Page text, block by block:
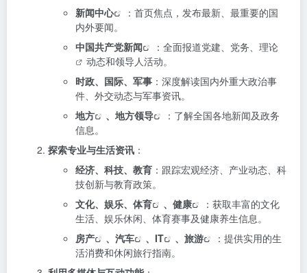
新闻中心
：首页焦点，发布最新、最重要的国
内外要闻。
中国共产党新闻
：全面报道党建、党务、 理论
动态和领导人活动。
时政、国际、军事 ：深度解读国内外重大政治事
件、外交动态与军事资讯。
地方
、 地方领导
：了解全国各地新闻及政务
信息。
探索专业与生活资讯 ：
经济、科技、教育 ：跟踪宏观经济、产业动态、科
技创新与教育政策。
文化、娱乐、 体育 、 健康
：获取丰富的文化
生活、娱乐休闲、体育赛事及健康养生信息。
房产
、 汽车 、 IT 、 旅游
：提供实用的生
活消费和休闲旅行指南。